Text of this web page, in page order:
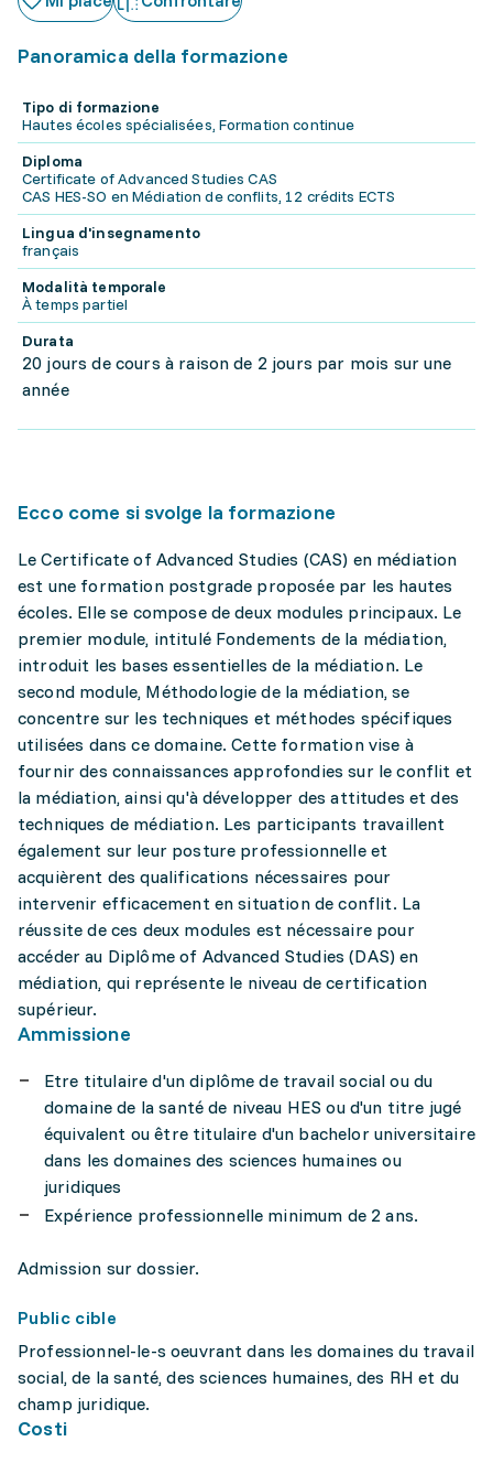
Panoramica della formazione
Tipo di formazione
Hautes écoles spécialisées, Formation continue
Diploma
Certificate of Advanced Studies CAS
CAS HES-SO en Médiation de conflits, 12 crédits ECTS
Lingua d'insegnamento
français
Modalità temporale
À temps partiel
Durata
20 jours de cours à raison de 2 jours par mois sur une
année
Ecco come si svolge la formazione
Le Certificate of Advanced Studies (CAS) en médiation
est une formation postgrade proposée par les hautes
écoles. Elle se compose de deux modules principaux. Le
premier module, intitulé Fondements de la médiation,
introduit les bases essentielles de la médiation. Le
second module, Méthodologie de la médiation, se
concentre sur les techniques et méthodes spécifiques
utilisées dans ce domaine. Cette formation vise à
fournir des connaissances approfondies sur le conflit et
la médiation, ainsi qu'à développer des attitudes et des
techniques de médiation. Les participants travaillent
également sur leur posture professionnelle et
acquièrent des qualifications nécessaires pour
intervenir efficacement en situation de conflit. La
réussite de ces deux modules est nécessaire pour
accéder au Diplôme of Advanced Studies (DAS) en
médiation, qui représente le niveau de certification
supérieur.
Ammissione
Etre titulaire d'un diplôme de travail social ou du
domaine de la santé de niveau HES ou d'un titre jugé
équivalent ou être titulaire d'un bachelor universitaire
dans les domaines des sciences humaines ou
juridiques
Expérience professionnelle minimum de 2 ans.
Admission sur dossier.
Public cible
Professionnel-le-s oeuvrant dans les domaines du travail
social, de la santé, des sciences humaines, des RH et du
champ juridique.
Costi